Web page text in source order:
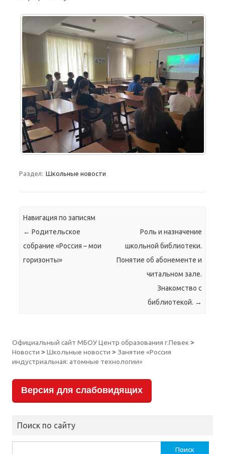
Раздел: Школьные новости
Навигация по записям
← Родительское
собрание «Россия – мои
горизонты»
Роль и назначение
школьной библиотеки.
Понятие об абонементе и
читальном зале.
Знакомство с
библиотекой. →
Официальный сайт МБОУ Центр образования г.Певек>
Новости > Школьные новости > Занятие «Россия
индустриальная: атомные технологии»
Версия для слабовидящих
Поиск по сайту